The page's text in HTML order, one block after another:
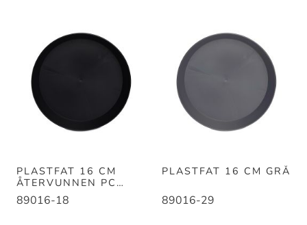
PLASTFAT 16 CM
ÅTERVUNNEN PC
SVART
89016-18
PLASTFAT 16 CM GRÅ
89016-29